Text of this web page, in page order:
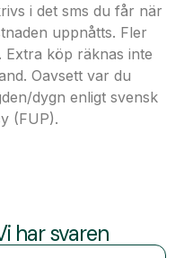
i det sms du får när
uppnåtts. Fler
köp räknas inte
Oavsett var du
dygn enligt svensk
(FUP).
har svaren